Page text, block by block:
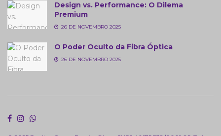
Design vs. Performance: O Dilema
Premium
26 DE NOVEMBRO 2025
O Poder Oculto da Fibra Óptica
26 DE NOVEMBRO 2025